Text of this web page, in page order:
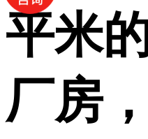
平米
厂房